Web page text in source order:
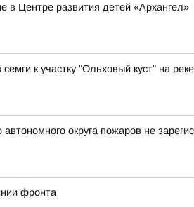
в Центре развития детей «Архангел»
к участку "Ольховый куст" на
округа пожаров не
фронта